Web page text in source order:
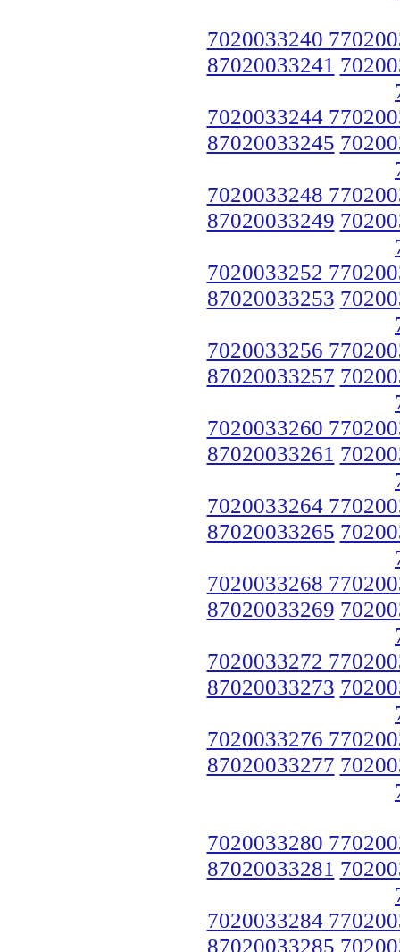
7020033240
87020033241
7020033244
87020033245
7020033248
87020033249
7020033252
87020033253
7020033256
87020033257
7020033260
87020033261
7020033264
87020033265
7020033268
87020033269
7020033272
87020033273
7020033276
87020033277
7020033280
87020033281
7020033284
87020033285